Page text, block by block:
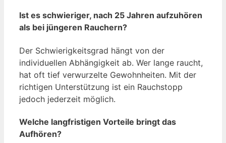
Ist es schwieriger, nach 25 Jahren aufzuhören
als bei jüngeren Rauchern?
Der Schwierigkeitsgrad hängt von der
individuellen Abhängigkeit ab. Wer lange raucht,
hat oft tief verwurzelte Gewohnheiten. Mit der
richtigen Unterstützung ist ein Rauchstopp
jedoch jederzeit möglich.
Welche langfristigen Vorteile bringt das
Aufhören?